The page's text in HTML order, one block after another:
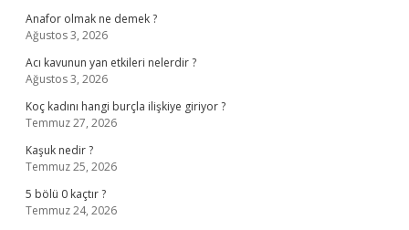
Anafor olmak ne demek ?
Ağustos 3, 2026
Acı kavunun yan etkileri nelerdir ?
Ağustos 3, 2026
Koç kadını hangi burçla ilişkiye giriyor ?
Temmuz 27, 2026
Kaşuk nedir ?
Temmuz 25, 2026
5 bölü 0 kaçtır ?
Temmuz 24, 2026